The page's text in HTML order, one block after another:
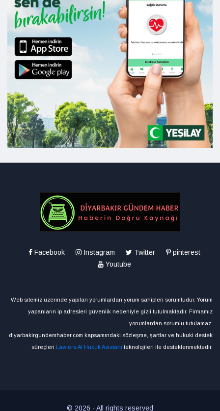
Facebook Instagram Twitter
pinterest
Youtube
Web sitemiz üzerinde yapılan yorumlardan yorum sahipleri sorumludur. Yorum
yapanların ip adresleri güvenlik nedeniyle gizli tutulmaktadır. Firmamız
yorumlardan sorumlu tutulamaz.
diyarbakirgundemhaber.com kapsamındaki sözleşme, şartlar ve hukuki destek
süreçleri Lawlera AI Hukuk Asistanı teknolojileri ile desteklenmektedir.
© 2026 - All rights reserved